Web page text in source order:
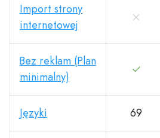
Import strony
internetowej
Bez reklam (Plan
minimalny)
Języki 69